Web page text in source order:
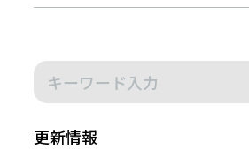
更新情報